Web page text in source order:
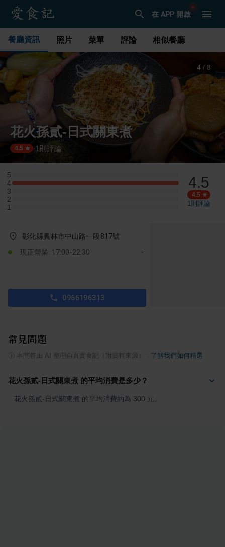
在 APP 開啟
餐廳資訊 照片 菜單 評論 相似餐廳
5 / 8
花火孫貳-日式關東煮
4.5 ·1 則評論
5
5 星：0 則評論
4
4 星：1 則評論
3
3 星：0 則評論
2
2 星：0 則評論
1
1 星：0 則評論
4.5
4.5
1則評論
彰化縣員林市中山路一段817號
現正營業: 17:00-22:30
0966196313
常見問題
本問答由 AI 整理自真實食記（附資料來源） 了解我們如何精選
花火孫貳-日式關東煮 的平均消費是多少？
花火孫貳-日式關東煮 的平均消費約為 300 元。